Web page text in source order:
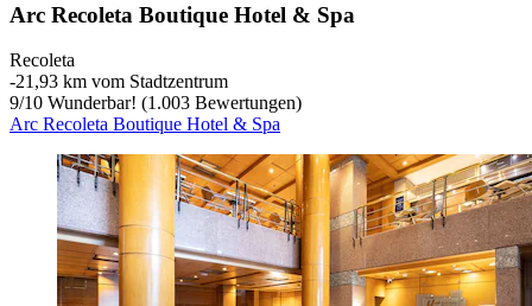
Arc Recoleta Boutique Hotel & Spa
Recoleta
‐21,93 km vom Stadtzentrum
9/10 Wunderbar! (1.003 Bewertungen)
Arc Recoleta Boutique Hotel & Spa